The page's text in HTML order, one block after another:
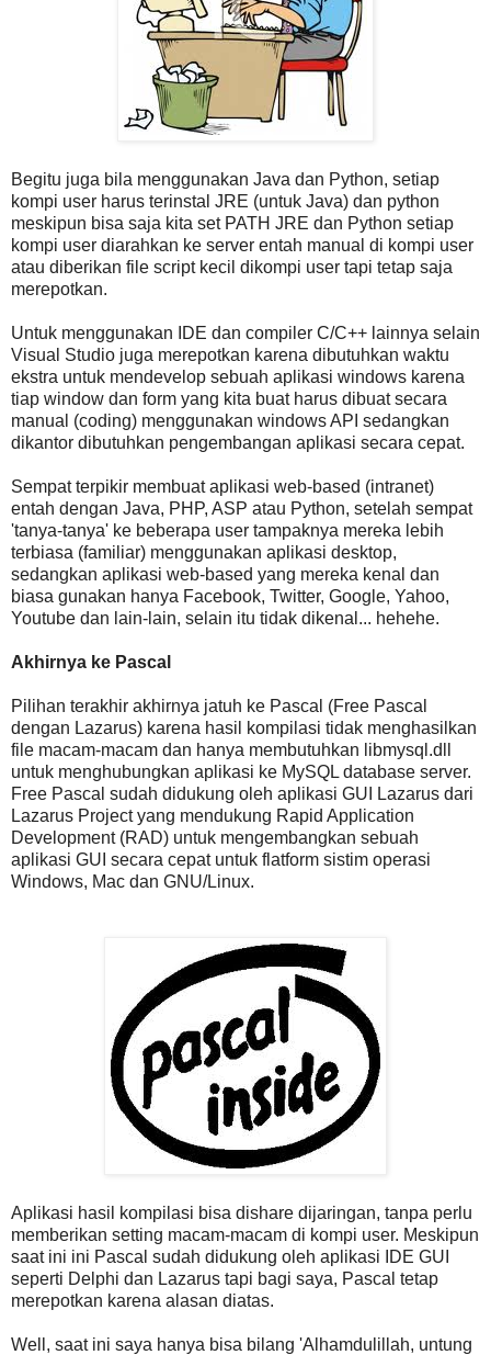
Begitu juga bila menggunakan Java dan Python, setiap
kompi user harus terinstal JRE (untuk Java) dan python
meskipun bisa saja kita set PATH JRE dan Python setiap
kompi user diarahkan ke server entah manual di kompi user
atau diberikan file script kecil dikompi user tapi tetap saja
merepotkan.
Untuk menggunakan IDE dan compiler C/C++ lainnya selain
Visual Studio juga merepotkan karena dibutuhkan waktu
ekstra untuk mendevelop sebuah aplikasi windows karena
tiap window dan form yang kita buat harus dibuat secara
manual (coding) menggunakan windows API sedangkan
dikantor dibutuhkan pengembangan aplikasi secara cepat.
Sempat terpikir membuat aplikasi web-based (intranet)
entah dengan Java, PHP, ASP atau Python, setelah sempat
'tanya-tanya' ke beberapa user tampaknya mereka lebih
terbiasa (familiar) menggunakan aplikasi desktop,
sedangkan aplikasi web-based yang mereka kenal dan
biasa gunakan hanya Facebook, Twitter, Google, Yahoo,
Youtube dan lain-lain, selain itu tidak dikenal... hehehe.
Akhirnya ke Pascal
Pilihan terakhir akhirnya jatuh ke Pascal (Free Pascal
dengan Lazarus) karena hasil kompilasi tidak menghasilkan
file macam-macam dan hanya membutuhkan libmysql.dll
untuk menghubungkan aplikasi ke MySQL database server.
Free Pascal sudah didukung oleh aplikasi GUI Lazarus dari
Lazarus Project yang mendukung Rapid Application
Development (RAD) untuk mengembangkan sebuah
aplikasi GUI secara cepat untuk flatform sistim operasi
Windows, Mac dan GNU/Linux.
Aplikasi hasil kompilasi bisa dishare dijaringan, tanpa perlu
memberikan setting macam-macam di kompi user. Meskipun
saat ini ini Pascal sudah didukung oleh aplikasi IDE GUI
seperti Delphi dan Lazarus tapi bagi saya, Pascal tetap
merepotkan karena alasan diatas.
Well, saat ini saya hanya bisa bilang 'Alhamdulillah, untung